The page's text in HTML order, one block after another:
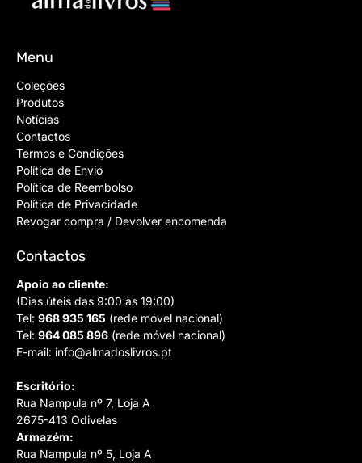
Menu
Coleções
Produtos
Notícias
Contactos
Termos e Condições
Política de Envio
Política de Reembolso
Política de Privacidade
Revogar compra / Devolver encomenda
Contactos
Apoio ao cliente:
(Dias úteis das 9:00 às 19:00)
Tel: 968 935 165 (rede móvel nacional)
Tel: 964 085 896 (rede móvel nacional)
E-mail: info@almadoslivros.pt
Escritório:
Rua Nampula nº 7, Loja A
2675-413 Odivelas
Armazém:
Rua Nampula nº 5, Loja A